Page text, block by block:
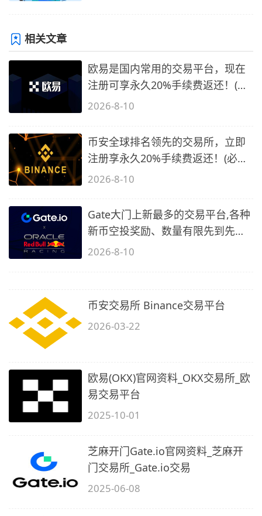
相关文章
欧易是国内常用的交易平台，现在
注册可享永久20%手续费返还！(必
备1)
2026-8-10
币安全球排名领先的交易所，立即
注册享永久20%手续费返还！(必备
2)
2026-8-10
Gate大门上新最多的交易平台,各种
新币空投奖励、数量有限先到先
得…
2026-8-10
币安交易所 Binance交易平台
2026-03-22
欧易(OKX)官网资料_OKX交易所_欧
易交易平台
2025-10-01
芝麻开门Gate.io官网资料_芝麻开
门交易所_Gate.io交易
2025-06-08